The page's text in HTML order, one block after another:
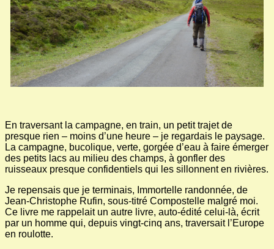
En traversant la campagne, en train, un petit trajet de
presque rien – moins d’une heure – je regardais le paysage.
La campagne, bucolique, verte, gorgée d’eau à faire émerger
des petits lacs au milieu des champs, à gonfler des
ruisseaux presque confidentiels qui les sillonnent en rivières.
Je repensais que je terminais, Immortelle randonnée, de
Jean-Christophe Rufin, sous-titré Compostelle malgré moi.
Ce livre me rappelait un autre livre, auto-édité celui-là, écrit
par un homme qui, depuis vingt-cinq ans, traversait l’Europe
en roulotte.